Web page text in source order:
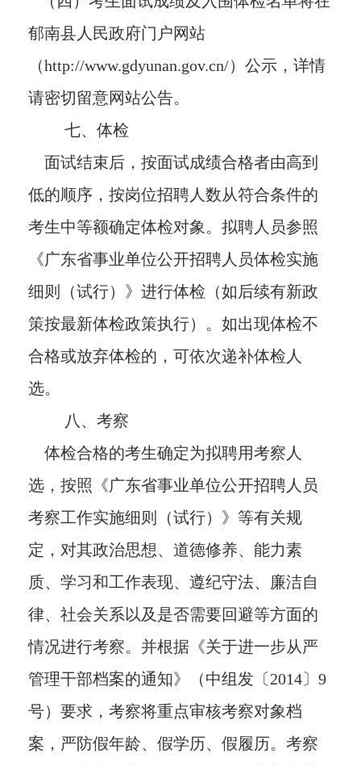
郁南县人民政府门户网站
（http://www.gdyunan.gov.cn/）公示，详情
请密切留意网站公告。
七、体检
面试结束后，按面试成绩合格者由高到
低的顺序，按岗位招聘人数从符合条件的
考生中等额确定体检对象。拟聘人员参照
《广东省事业单位公开招聘人员体检实施
细则（试行）》进行体检（如后续有新政
策按最新体检政策执行）。如出现体检不
合格或放弃体检的，可依次递补体检人
选。
八、考察
体检合格的考生确定为拟聘用考察人
选，按照《广东省事业单位公开招聘人员
考察工作实施细则（试行）》等有关规
定，对其政治思想、道德修养、能力素
质、学习和工作表现、遵纪守法、廉洁自
律、社会关系以及是否需要回避等方面的
情况进行考察。并根据《关于进一步从严
管理干部档案的通知》（中组发〔2014〕9
号）要求，考察将重点审核考察对象档
案，严防假年龄、假学历、假履历。考察